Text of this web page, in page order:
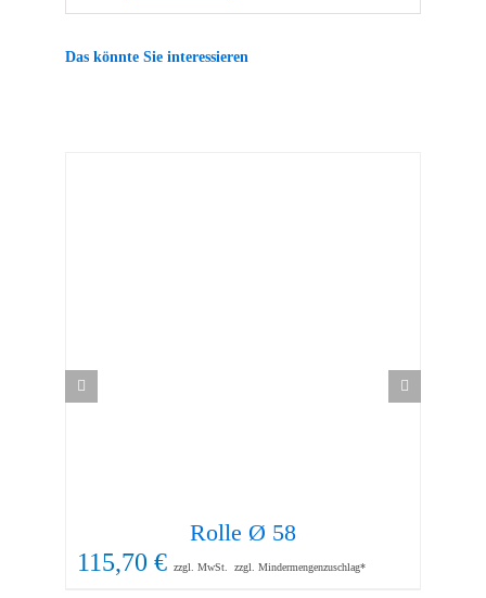
Das könnte Sie interessieren
Rolle Ø 58
115,70 € zzgl. MwSt. zzgl. Mindermengenzuschlag*